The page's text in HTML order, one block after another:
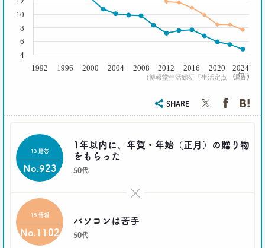
大分違う｢本気コスプレイヤー｣の世界
生活総研 上席研究員/コピーライター
前沢 裕文
2019.08.28
日本人男性の｢寿司･ラーメン離れ｣
20代4人が語る｢平成の恋愛｣への強烈な違和感
生活総研 上席研究員
三矢正浩
｢無趣味になっていく日本人｣の実態と背景事情
生活総研 上席研究員
三矢正浩
( 年 )
(博報堂生活総研「生活定点」調査)
1992 1996 2000 2004 2008 2012 2016 2020 2024
4
6
8
10
12
SHARE
1年以内に、年賀・年始（正月）の贈り物
をもらった
50代
13 贈答
No.923
パソコンは苦手
50代
15 情報
No.1102